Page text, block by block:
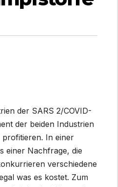
der SARS 2/COVID-
der beiden Industrien
In einer
einer Nachfrage, die
verschiedene
was es kostet. Zum